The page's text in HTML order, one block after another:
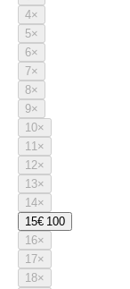
4×
5×
6×
7×
8×
9×
10×
11×
12×
13×
14×
15€ 100
16×
17×
18×